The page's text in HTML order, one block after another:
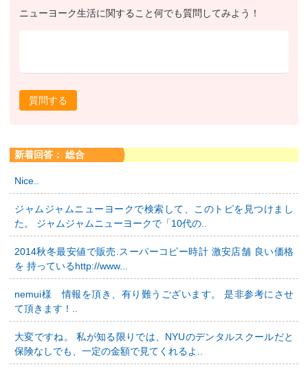
ニューヨーク生活に関すること何でも質問してみよう！
質問する
新着回答： 総合
Nice..
ジャムジャムニューヨークで検索して、このトピを見つけまし
た。 ジャムジャムニューヨークで「10代の..
2014秋冬最安値で販売.スーパーコピー時計 激安店舗 良い価格
を 持っているhttp://www...
nemui様 情報を頂き、有り難うございます。 是非参考にさせ
て頂きます！..
大変ですね。 私が知る限りでは、NYUのデンタルスクールだと
保険なしでも、一定の金額で見てくれるよ..